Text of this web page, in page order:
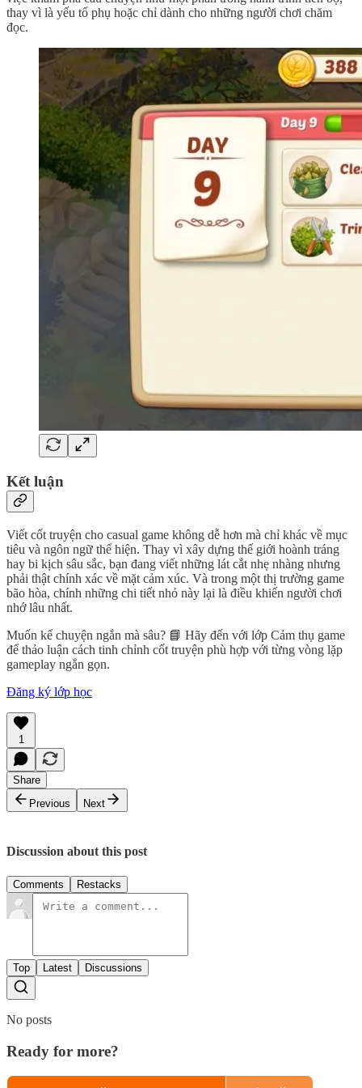
thay vì là yếu tố phụ hoặc chỉ dành cho những người chơi chăm
đọc.
Kết luận
Viết cốt truyện cho casual game không dễ hơn mà chỉ khác về mục
tiêu và ngôn ngữ thể hiện. Thay vì xây dựng thế giới hoành tráng
hay bi kịch sâu sắc, bạn đang viết những lát cắt nhẹ nhàng nhưng
phải thật chính xác về mặt cảm xúc. Và trong một thị trường game
bão hòa, chính những chi tiết nhỏ này lại là điều khiến người chơi
nhớ lâu nhất.
Muốn kể chuyện ngắn mà sâu? 📘 Hãy đến với lớp Cảm thụ game
để thảo luận cách tinh chỉnh cốt truyện phù hợp với từng vòng lặp
gameplay ngắn gọn.
Đăng ký lớp học
1
Share
Previous
Next
Discussion about this post
Comments Restacks
Top Latest Discussions
No posts
Ready for more?